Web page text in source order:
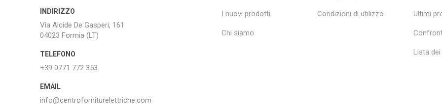
INDIRIZZO
Via Alcide De Gasperi, 161
04023 Formia (LT)
TELEFONO
+39 0771 772 353
EMAIL
info@centroforniturelettriche.com
I nuovi prodotti
Chi siamo
Condizioni di utilizzo Ultimi
Lista